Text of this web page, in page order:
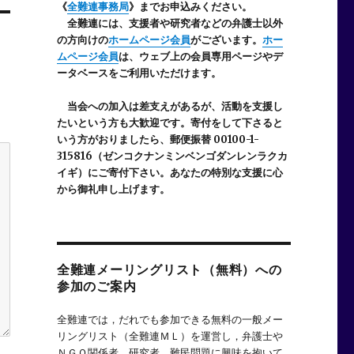
《全難連事務局》までお申込みください。
全難連には、支援者や研究者などの弁護士以外
の方向けのホームページ会員がございます。 ホー
ムページ会員は、ウェブ上の会員専用ページやデ
ータベースをご利用いただけます。
当会への加入は差支えがあるが、活動を支援し
たいという方も大歓迎です。寄付をして下さると
いう方がおりましたら、郵便振替 00100-1-
315816（ゼンコクナンミンベンゴダンレンラクカ
イギ）にご寄付下さい。あなたの特別な支援に心
から御礼申し上げます。
全難連メーリングリスト（無料）への
参加のご案内
全難連では，だれでも参加できる無料の一般メー
リングリスト（全難連ＭＬ）を運営し，弁護士や